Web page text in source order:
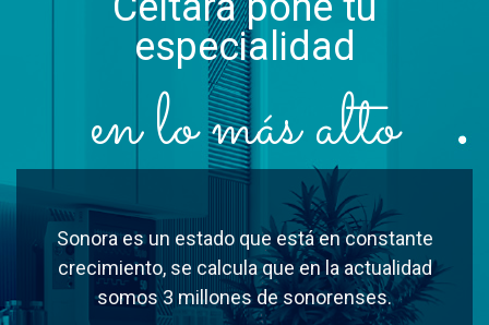
especialidad
en lo más alto
Sonora es un estado que está en constante
crecimiento, se calcula que en la actualidad
somos 3 millones de sonorenses.